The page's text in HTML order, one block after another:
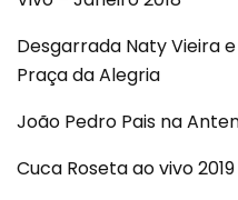
Desgarrada Naty Vieira
Praça da Alegria
João Pedro Pais na
Cuca Roseta ao vivo 2019